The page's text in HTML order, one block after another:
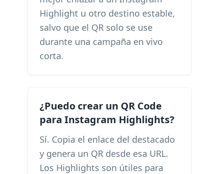
Highlight u otro destino estable,
salvo que el QR solo se use
durante una campaña en vivo
corta.
¿Puedo crear un QR Code
para Instagram Highlights?
Sí. Copia el enlace del destacado
y genera un QR desde esa URL.
Los Highlights son útiles para